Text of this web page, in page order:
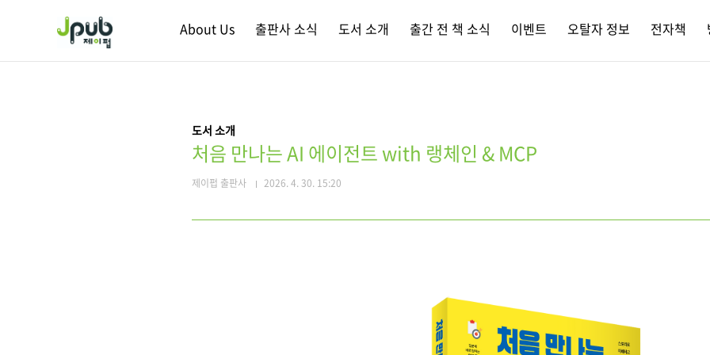
About Us 출판사 소식 도서 소개 출간 전 책 소식 이벤트 오탈자 정보 전자책
도서 소개
처음 만나는 AI 에이전트 with 랭체인 & MCP
제이펍 출판사 2026. 4. 30. 15:20